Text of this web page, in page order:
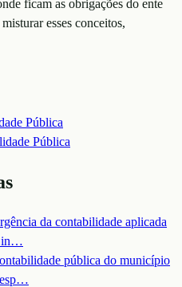
ficam as obrigações do ente
esses conceitos,
Pública
Pública
da contabilidade aplicada
…
pública do município
…